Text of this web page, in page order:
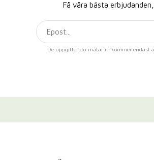
Få våra bästa
De uppgifter du matar in kommer endast